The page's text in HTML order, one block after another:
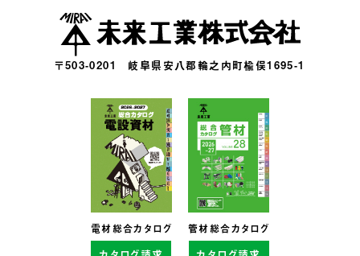
〒503-0201 岐阜県安八郡輪之内町楡俣1695-1
電材総合カタログ 管材総合カタログ